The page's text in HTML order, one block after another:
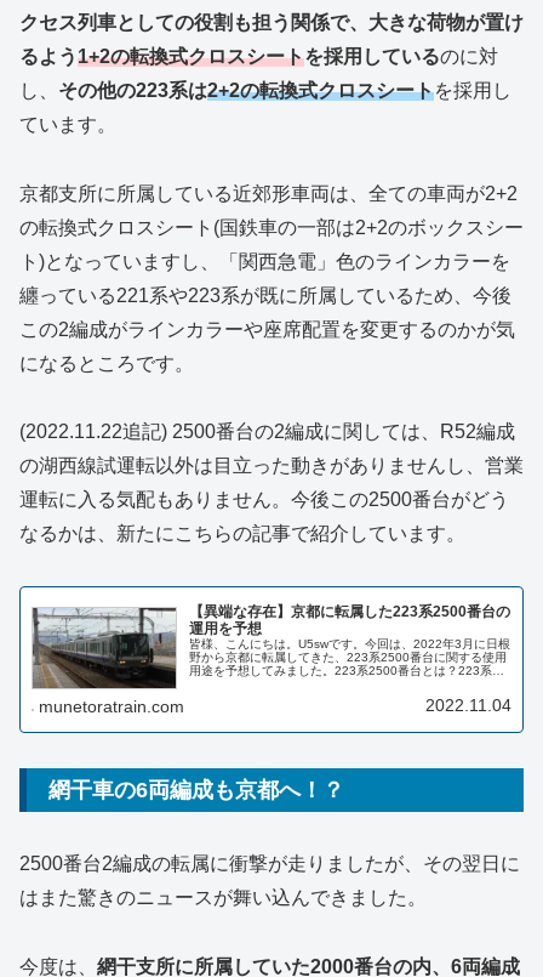
クセス列車としての役割も担う関係で、大きな荷物が置け
るよう1+2の転換式クロスシートを採用しているのに対
し、 その他の223系は2+2の転換式クロスシートを採用し
ています。
京都支所に所属している近郊形車両は、全ての車両が2+2
の転換式クロスシート(国鉄車の一部は2+2のボックスシー
ト)となっていますし、「関西急電」色のラインカラーを
纏っている221系や223系が既に所属しているため、今後
この2編成がラインカラーや座席配置を変更するのかが気
になるところです。
(2022.11.22追記) 2500番台の2編成に関しては、R52編成
の湖西線試運転以外は目立った動きがありませんし、営業
運転に入る気配もありません。今後この2500番台がどう
なるかは、新たにこちらの記事で紹介しています。
【異端な存在】京都に転属した223系2500番台の
運用を予想
皆様、こんにちは。U5swです。今回は、2022年3月に日根
野から京都に転属してきた、223系2500番台に関する使用
用途を予想してみました。223系2500番台とは？223系
munetoratrain.com 2022.11.04
網干車の6両編成も京都へ！？
2500番台2編成の転属に衝撃が走りましたが、その翌日に
はまた驚きのニュースが舞い込んできました。
今度は、 網干支所に所属していた2000番台の内、6両編成